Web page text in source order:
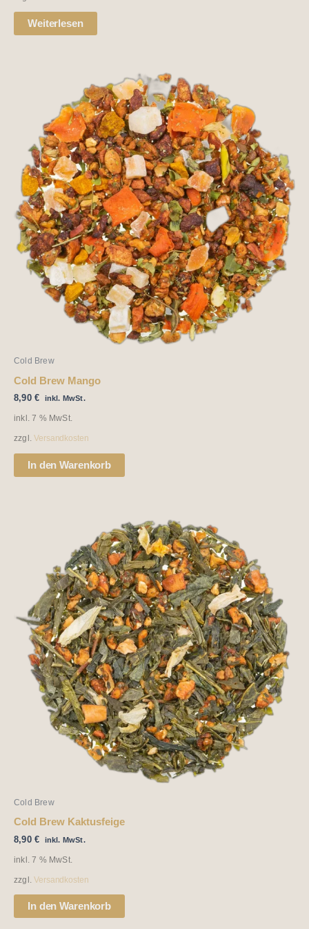
Weiterlesen
Cold Brew
Cold Brew Mango
8,90 € inkl. MwSt.
inkl. 7 % MwSt.
zzgl.Versandkosten
In den Warenkorb
Cold Brew
Cold Brew Kaktusfeige
8,90 € inkl. MwSt.
inkl. 7 % MwSt.
zzgl.Versandkosten
In den Warenkorb